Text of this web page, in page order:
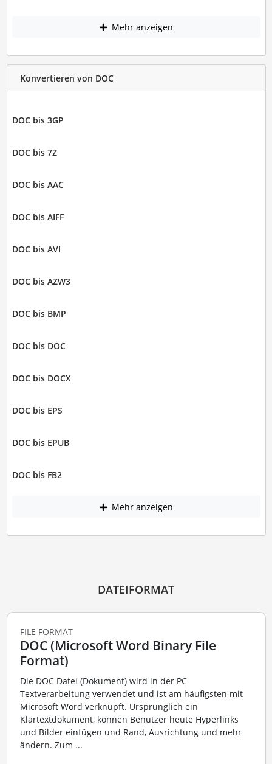
Mehr anzeigen
Konvertieren von DOC
DOC bis 3GP
DOC bis 7Z
DOC bis AAC
DOC bis AIFF
DOC bis AVI
DOC bis AZW3
DOC bis BMP
DOC bis DOC
DOC bis DOCX
DOC bis EPS
DOC bis EPUB
DOC bis FB2
Mehr anzeigen
DATEIFORMAT
FILE FORMAT
DOC (Microsoft Word Binary File
Format)
Die DOC Datei (Dokument) wird in der PC-
Textverarbeitung verwendet und ist am häufigsten mit
Microsoft Word verknüpft. Ursprünglich ein
Klartextdokument, können Benutzer heute Hyperlinks
und Bilder einfügen und Rand, Ausrichtung und mehr
ändern. Zum ...